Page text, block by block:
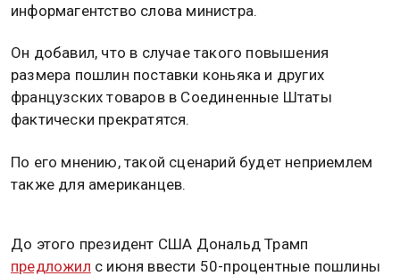
информагентство слова министра.
Он добавил, что в случае такого повышения
размера пошлин поставки коньяка и других
французских товаров в Соединенные Штаты
фактически прекратятся.
По его мнению, такой сценарий будет неприемлем
также для американцев.
До этого президент США Дональд Трамп
предложил с июня ввести 50-процентные пошлины